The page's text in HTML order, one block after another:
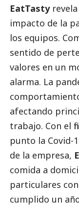
EatTastyrevela
impacto de la
los equipos.
sentido de
valores en un
alarma. La
afectando
trabajo. Con el
punto la Covid-
de la empresa,
comida a
particulares
cumplido un